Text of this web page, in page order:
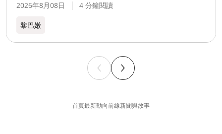
2026年8月08日 4 分鐘閱讀
黎巴嫩​
首頁最新動向前線新聞與故事